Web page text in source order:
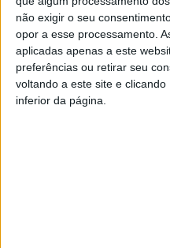
não exigir o seu
opor a esse processamento.
aplicadas apenas a este
preferências ou retirar seu
voltando a este site e
inferior da página.
Gonçalo Leitão. Os
mas foi um autogolo, ao
empate. Até ao intervalo,
situação para golo, faltando